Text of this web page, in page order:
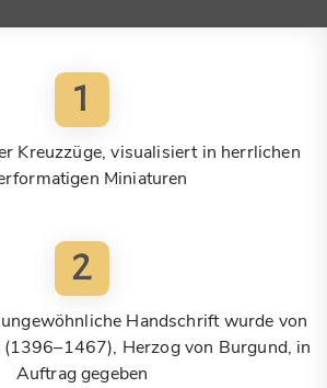
1
Kreuzzüge, visualisiert in herrlichen
Miniaturen
2
Handschrift wurde von
Herzog von Burgund, in
Auftrag gegeben